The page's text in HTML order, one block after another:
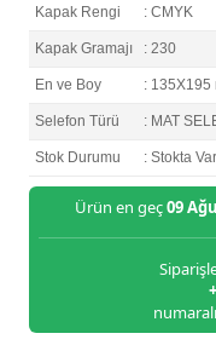
Kapak Rengi : CMYK
Kapak Gramajı : 230
En ve Boy : 135X195
Selefon Türü : MAT
Stok Durumu : Stokta Var
Ürün en geç09